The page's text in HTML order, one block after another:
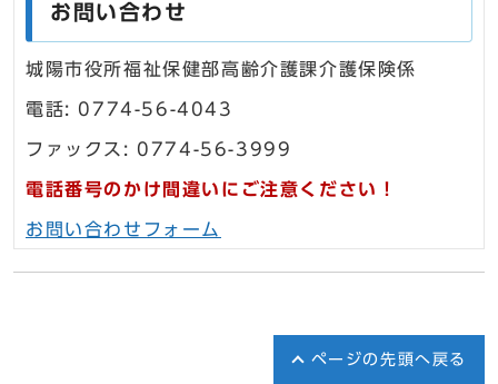
お問い合わせ
城陽市役所福祉保健部高齢介護課介護保険係
電話: 0774-56-4043
ファックス: 0774-56-3999
電話番号のかけ間違いにご注意ください！
お問い合わせフォーム
ページの先頭へ戻る